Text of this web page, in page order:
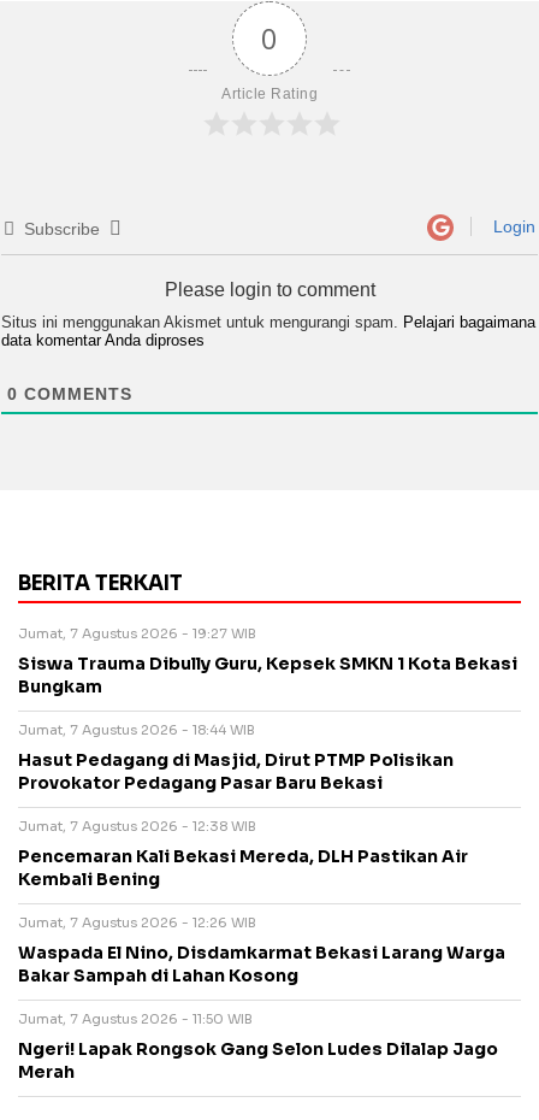
0
Article Rating
Subscribe Login
Please login to comment
Situs ini menggunakan Akismet untuk mengurangi spam.
Pelajari bagaimana
data komentar Anda diproses
0 COMMENTS
BERITA TERKAIT
Jumat, 7 Agustus 2026 - 19:27 WIB
Siswa Trauma Dibully Guru, Kepsek SMKN 1 Kota Bekasi
Bungkam
Jumat, 7 Agustus 2026 - 18:44 WIB
Hasut Pedagang di Masjid, Dirut PTMP Polisikan
Provokator Pedagang Pasar Baru Bekasi
Jumat, 7 Agustus 2026 - 12:38 WIB
Pencemaran Kali Bekasi Mereda, DLH Pastikan Air
Kembali Bening
Jumat, 7 Agustus 2026 - 12:26 WIB
Waspada El Nino, Disdamkarmat Bekasi Larang Warga
Bakar Sampah di Lahan Kosong
Jumat, 7 Agustus 2026 - 11:50 WIB
Ngeri! Lapak Rongsok Gang Selon Ludes Dilalap Jago
Merah